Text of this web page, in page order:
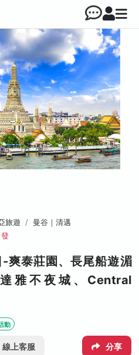
旅遊
曼谷｜清邁
爽泰莊園、長尾船遊湄
雅不夜城、Central
動
線上客服 分享